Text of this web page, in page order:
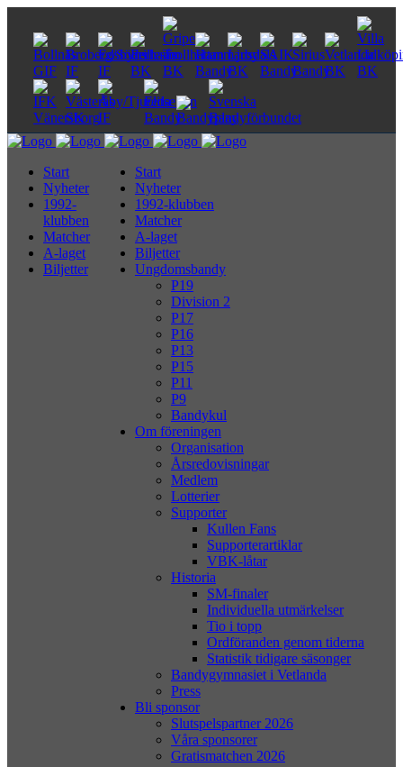
Start
Nyheter
1992-klubben
Matcher
A-laget
Biljetter
Ungdomsbandy
P19
Division 2
P17
P16
P13
P15
P11
P9
Bandykul
Om föreningen
Organisation
Årsredovisningar
Medlem
Lotterier
Supporter
Kullen Fans
Supporterartiklar
VBK-låtar
Historia
SM-finaler
Individuella utmärkelser
Tio i topp
Ordföranden genom tiderna
Statistik tidigare säsonger
Bandygymnasiet i Vetlanda
Press
Bli sponsor
Slutspelspartner 2026
Våra sponsorer
Gratismatchen 2026
Start
Nyheter
1992-
klubben
Matcher
A-laget
Biljetter